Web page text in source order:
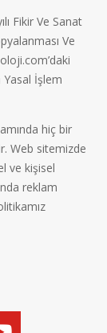
Fikir Ve Sanat
Ve
Yasal İşlem
hiç bir
Web sitemizde
ve kişisel
reklam